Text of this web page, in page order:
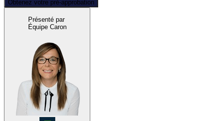
Obtenez votre pré-approbation
Présenté par
Équipe Caron